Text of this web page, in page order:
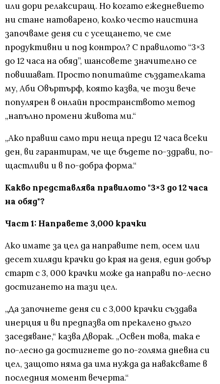
или дори релаксиращ. Но когато ежедневието
ни стане натоварено, колко често наистина
започваме деня си с усещането, че сме
продуктивни и под контрол? С правилото “3×3
до 12 часа на обяд”, шансовете значително се
повишават. Просто попитайте създателката
му, Аби Овъртърф, която казва, че този вече
популярен в онлайн пространството метод
„напълно промени живота ми.“
„Ако правиш само три неща преди 12 часа всеки
ден, ви гарантирам, че ще бъдете по-здрави, по-
щастливи и в по-добра форма.“
Какво представлява правилото "3×3 до 12 часа
на обяд"?
Част 1: Направете 3,000 крачки
Ако имате за цел да направите пет, осем или
десет хиляди крачки до края на деня, един добър
старт с 3, 000 крачки може да направи по-лесно
достигането на тази цел.
„Да започнете деня си с 3,000 крачки създава
инерция и ви предпазва от прекалено дълго
заседяване,“ казва Дворак. „Освен това, така е
по-лесно да достигнете до по-голяма дневна си
цел, защото няма да има нужда да наваксвате в
последния момент вечерта.“